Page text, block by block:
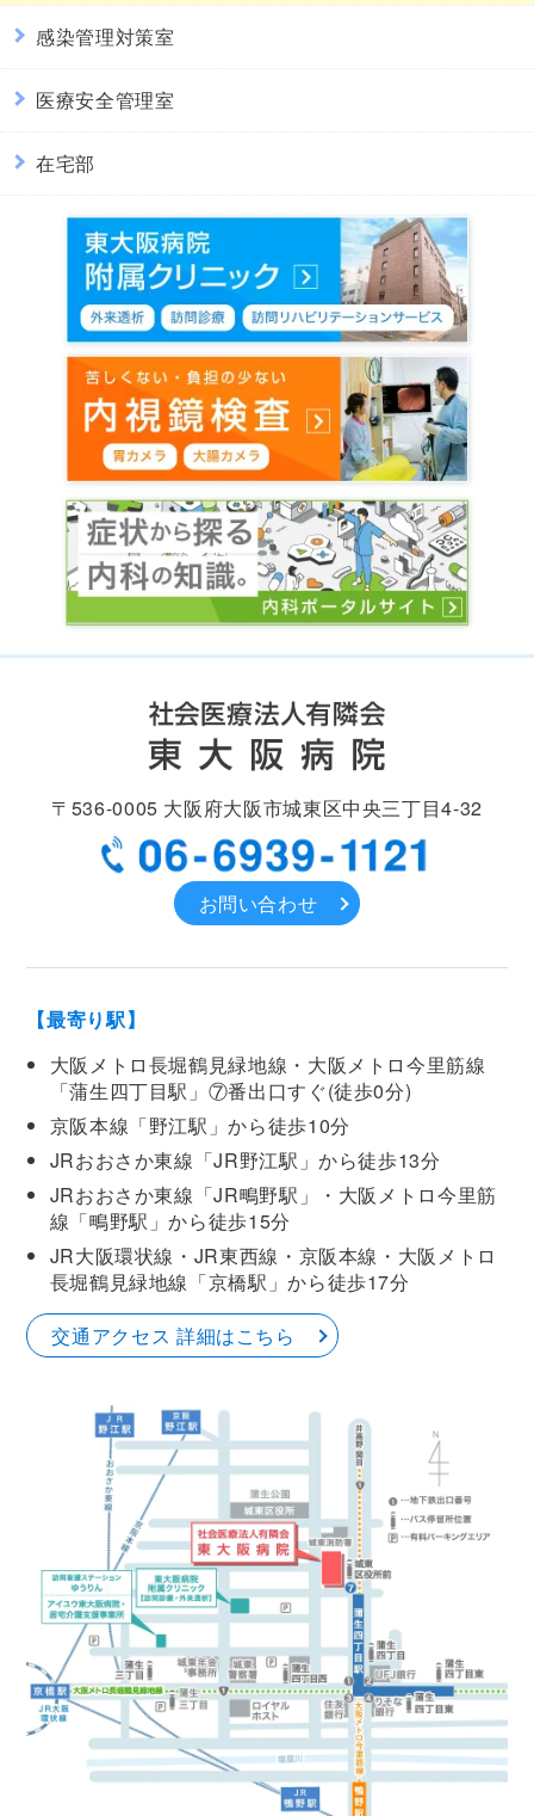
感染管理対策室
医療安全管理室
在宅部
〒536-0005 大阪府大阪市城東区中央三丁目4-32
お問い合わせ
【最寄り駅】
大阪メトロ長堀鶴見緑地線・大阪メトロ今里筋線
「蒲生四丁目駅」⑦番出口すぐ(徒歩0分)
京阪本線「野江駅」から徒歩10分
JRおおさか東線「JR野江駅」から徒歩13分
JRおおさか東線「JR鴫野駅」・大阪メトロ今里筋
線「鴫野駅」から徒歩15分
JR大阪環状線・JR東西線・京阪本線・大阪メトロ
長堀鶴見緑地線「京橋駅」から徒歩17分
交通アクセス 詳細はこちら